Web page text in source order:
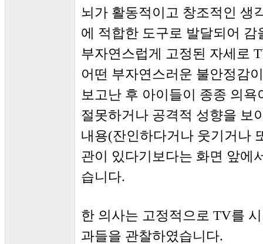
뇌가 활동적이고 창조적인 생
에 적합한 도구로 발달되어 감
부자연스럽게 고정된 자세로
어떤 부자연스러운 불안정감
보고난 후 아이들이 종종 의
절못하거나 공격적 성향을 보
내용(잔인하다거나 웃기거나
관이 있다기보다는 화면 앞에
습니다.
한 의사는 고정적으로 TV를
과들을 관찰하였습니다.